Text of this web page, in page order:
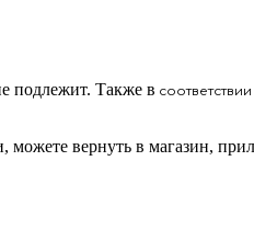
подлежит. Также в
можете вернуть в магазин,